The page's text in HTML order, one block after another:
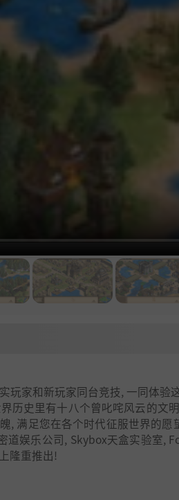
玩家和新玩家同台竞技, 一同体验
历史里有十八个曾叱咤风云的文
, 满足您在各个时代征服世界的
娱乐公司, Skybox天盒实验室,
隆重推出!